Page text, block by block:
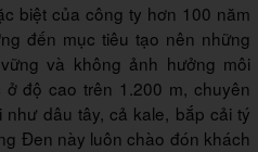
biệt của công ty hơn 100 năm
đến mục tiêu tạo nên những
và không ảnh hưởng môi
độ cao trên 1.200 m, chuyên
dâu tây, cả kale, bắp cải tý
Đen này luôn chào đón khách